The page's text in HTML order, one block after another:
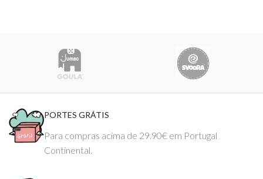
PORTES GRÁTIS
Para compras acima de 29.90€ em Portugal
Continental.